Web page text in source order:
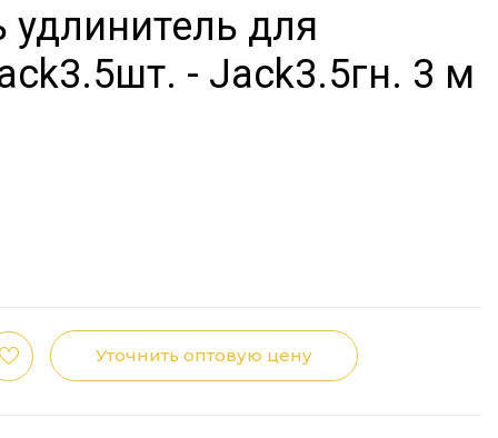
удлинитель для
- Jack3.5гн. 3 м
Уточнить оптовую цену